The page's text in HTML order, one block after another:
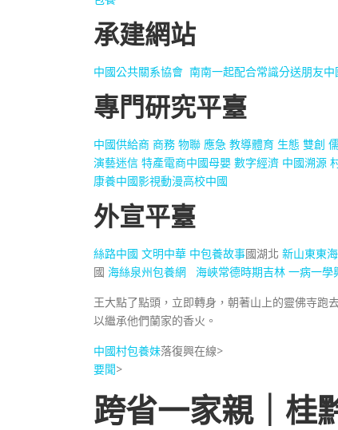
承建網站
中國公共關系協會 南南一起配合常識分送朋友
專門研究平臺
中國供給商 商務 物聯 應急 教導體育 生態 雙創
演藝迷信 特產電商中國母嬰 數字經濟 中國溯源
康養中國影視動漫高校中國
外宣平臺
絲路中國 文明中華 中包養故事國湖北 新山東東
國 海絲泉州包養網 海峽常德時期吉林 一病一學
王大點了點頭，立即轉身，朝著山上的靈佛寺跑
以繼承他們蘭家的香火。
中國村包養妹落復興在線>
要聞>
跨省一家親｜桂